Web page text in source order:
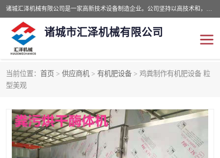
诸城汇泽机械有限公司是一家高新技术设备制造企业。公司坚持以高技术和，高服务于用户，以的环保机械制造设备赢的用户的信赖。现在主要生产死亡畜禽无害化处理和立式和卧式有机肥设备，搅拌机，烘干机，高温发酵机等。污水处理设备，固液分离机。气浮机，化制机等。公司秉承品质，用户至上，科技创新的经营理。
诸城市汇泽机械有限公司
当前位置： 首页 > 供应商机 > 有机肥设备 > 鸡粪制作有机肥设备 粒
型美观
发酵设备
鸡粪发酵机 有机肥设备
纳米膜好氧发酵堆肥机 粪污烘干酶体机